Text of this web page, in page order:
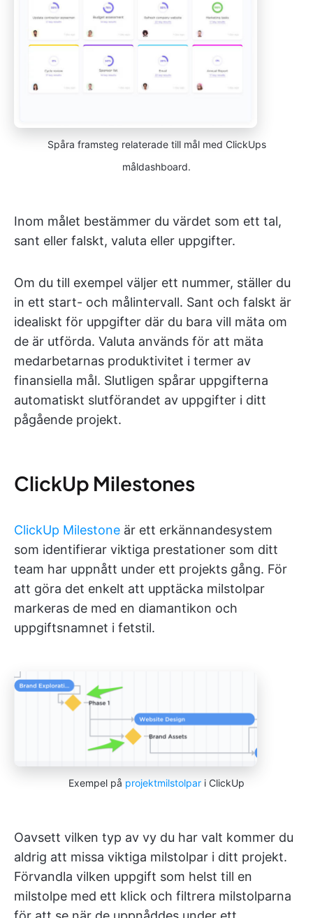
Spåra framsteg relaterade till mål med ClickUps
måldashboard.
Inom målet bestämmer du värdet som ett tal,
sant eller falskt, valuta eller uppgifter.
Om du till exempel väljer ett nummer, ställer du
in ett start- och målintervall. Sant och falskt är
idealiskt för uppgifter där du bara vill mäta om
de är utförda. Valuta används för att mäta
medarbetarnas produktivitet i termer av
finansiella mål. Slutligen spårar uppgifterna
automatiskt slutförandet av uppgifter i ditt
pågående projekt.
ClickUp Milestones
ClickUp Milestone är ett erkännandesystem
som identifierar viktiga prestationer som ditt
team har uppnått under ett projekts gång. För
att göra det enkelt att upptäcka milstolpar
markeras de med en diamantikon och
uppgiftsnamnet i fetstil.
Exempel på projektmilstolpar i ClickUp
Oavsett vilken typ av vy du har valt kommer du
aldrig att missa viktiga milstolpar i ditt projekt.
Förvandla vilken uppgift som helst till en
milstolpe med ett klick och filtrera milstolparna